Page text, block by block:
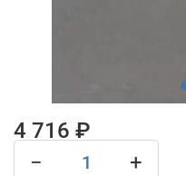
4 716 ₽
−
+